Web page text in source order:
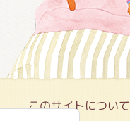
このサイトについて